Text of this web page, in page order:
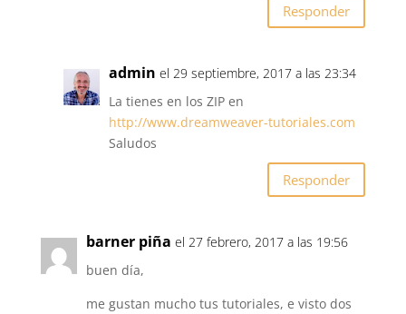
Responder
admin el 29 septiembre, 2017 a las 23:34
La tienes en los ZIP en
http://www.dreamweaver-tutoriales.com
Saludos
Responder
barner piña el 27 febrero, 2017 a las 19:56
buen día,
me gustan mucho tus tutoriales, e visto dos